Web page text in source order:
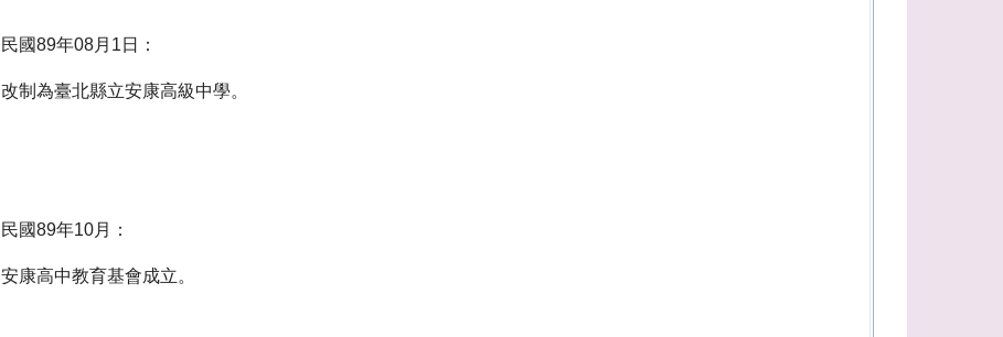
民國89年08月1日：
改制為臺北縣立安康高級中學。
民國89年10月：
安康高中教育基會成立。